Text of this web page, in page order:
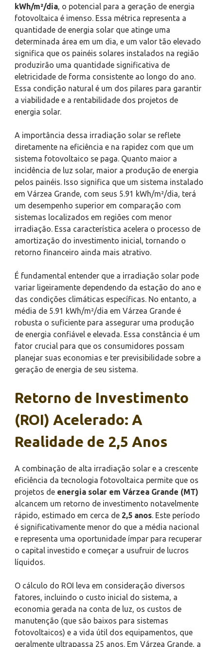
kWh/m²/dia , o potencial para a geração de energia
fotovoltaica é imenso. Essa métrica representa a
quantidade de energia solar que atinge uma
determinada área em um dia, e um valor tão elevado
significa que os painéis solares instalados na região
produzirão uma quantidade significativa de
eletricidade de forma consistente ao longo do ano.
Essa condição natural é um dos pilares para garantir
a viabilidade e a rentabilidade dos projetos de
energia solar.
A importância dessa irradiação solar se reflete
diretamente na eficiência e na rapidez com que um
sistema fotovoltaico se paga. Quanto maior a
incidência de luz solar, maior a produção de energia
pelos painéis. Isso significa que um sistema instalado
em Várzea Grande, com seus 5.91 kWh/m²/dia, terá
um desempenho superior em comparação com
sistemas localizados em regiões com menor
irradiação. Essa característica acelera o processo de
amortização do investimento inicial, tornando o
retorno financeiro ainda mais atrativo.
É fundamental entender que a irradiação solar pode
variar ligeiramente dependendo da estação do ano e
das condições climáticas específicas. No entanto, a
média de 5.91 kWh/m²/dia em Várzea Grande é
robusta o suficiente para assegurar uma produção
de energia confiável e elevada. Essa constância é um
fator crucial para que os consumidores possam
planejar suas economias e ter previsibilidade sobre a
geração de energia de seu sistema.
Retorno de Investimento
(ROI) Acelerado: A
Realidade de 2,5 Anos
A combinação de alta irradiação solar e a crescente
eficiência da tecnologia fotovoltaica permite que os
projetos de energia solar em Várzea Grande (MT)
alcancem um retorno de investimento notavelmente
rápido, estimado em cerca de 2,5 anos . Este período
é significativamente menor do que a média nacional
e representa uma oportunidade ímpar para recuperar
o capital investido e começar a usufruir de lucros
líquidos.
O cálculo do ROI leva em consideração diversos
fatores, incluindo o custo inicial do sistema, a
economia gerada na conta de luz, os custos de
manutenção (que são baixos para sistemas
fotovoltaicos) e a vida útil dos equipamentos, que
geralmente ultrapassa 25 anos. Em Várzea Grande, a